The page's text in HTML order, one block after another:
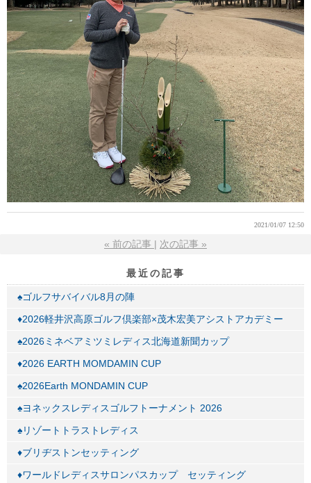
2021/01/07 12:50
« 前の記事 次の記事 »
最近の記事
♠ゴルフサバイバル8月の陣
♦2026軽井沢高原ゴルフ倶楽部×茂木宏美アシストアカデミー
♠2026ミネベアミツミレディス北海道新聞カップ
♦2026 EARTH MOMDAMIN CUP
♠2026Earth MONDAMIN CUP
♠ヨネックスレディスゴルフトーナメント 2026
♠リゾートトラストレディス
♦ブリヂストンセッティング
♦ワールドレディスサロンパスカップ セッティング